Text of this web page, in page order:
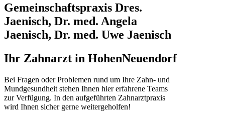
Gemeinschaftspraxis Dres.
Jaenisch, Dr. med. Angela
Jaenisch, Dr. med. Uwe Jaenisch
Ihr Zahnarzt in HohenNeuendorf
Bei Fragen oder Problemen rund um Ihre Zahn- und
Mundgesundheit stehen Ihnen hier erfahrene Teams
zur Verfügung. In den aufgeführten Zahnarztpraxis
wird Ihnen sicher gerne weitergeholfen!